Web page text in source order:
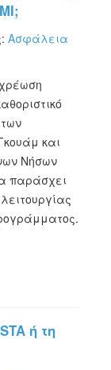
Ασφάλεια
και
Νήσων
παράσχει
ή τη